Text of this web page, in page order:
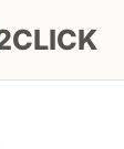
CLICK